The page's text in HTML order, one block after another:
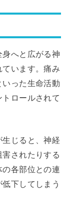
へと広がる神
います。痛み
った生命活動
ロールされて
生じると、神経
されたりする
各部位との連
下してしまう